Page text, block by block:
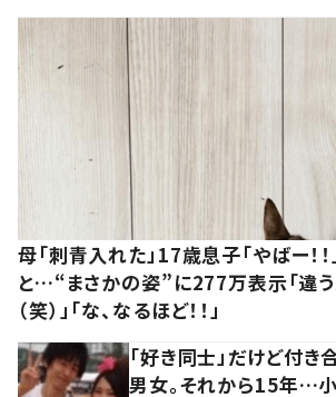
母「刺青入れた」17歳息子「やばー！
と…“まさかの姿”に277万表示「違
（笑）」「な、なるほど！！」
「好き同士」だけど付き
男女。それから15年…